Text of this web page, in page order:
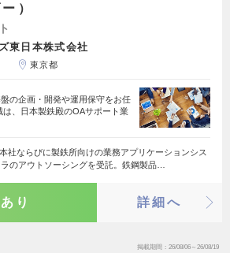
）
東日本株式会社
東京都
の企画・開発や運用保守をお任
、日本製鉄殿のOAサポート業
社ならびに製鉄所向けの業務アプリケーションシス
のアウトソーシングを受託。鉄鋼製品…
り 詳細へ
掲載期間 26/08/06～26/08/19